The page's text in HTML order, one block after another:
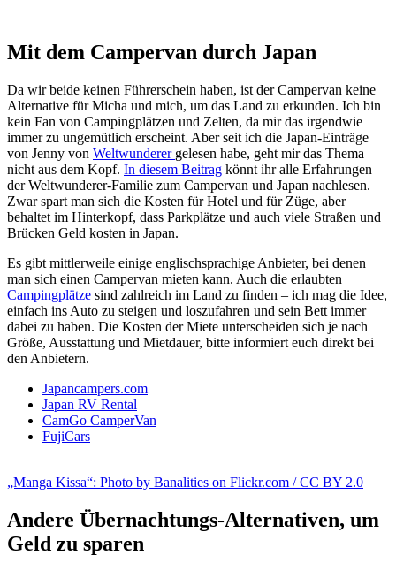
Mit dem Campervan durch Japan
Da wir beide keinen Führerschein haben, ist der Campervan keine
Alternative für Micha und mich, um das Land zu erkunden. Ich bin
kein Fan von Campingplätzen und Zelten, da mir das irgendwie
immer zu ungemütlich erscheint. Aber seit ich die Japan-Einträge
von Jenny von Weltwunderer gelesen habe, geht mir das Thema
nicht aus dem Kopf. In diesem Beitrag könnt ihr alle Erfahrungen
der Weltwunderer-Familie zum Campervan und Japan nachlesen.
Zwar spart man sich die Kosten für Hotel und für Züge, aber
behaltet im Hinterkopf, dass Parkplätze und auch viele Straßen und
Brücken Geld kosten in Japan.
Es gibt mittlerweile einige englischsprachige Anbieter, bei denen
man sich einen Campervan mieten kann. Auch die erlaubten
Campingplätze sind zahlreich im Land zu finden – ich mag die Idee,
einfach ins Auto zu steigen und loszufahren und sein Bett immer
dabei zu haben. Die Kosten der Miete unterscheiden sich je nach
Größe, Ausstattung und Mietdauer, bitte informiert euch direkt bei
den Anbietern.
Japancampers.com
Japan RV Rental
CamGo CamperVan
FujiCars
„Manga Kissa“: Photo by Banalities on Flickr.com /CC BY 2.0
Andere Übernachtungs-Alternativen, um
Geld zu sparen